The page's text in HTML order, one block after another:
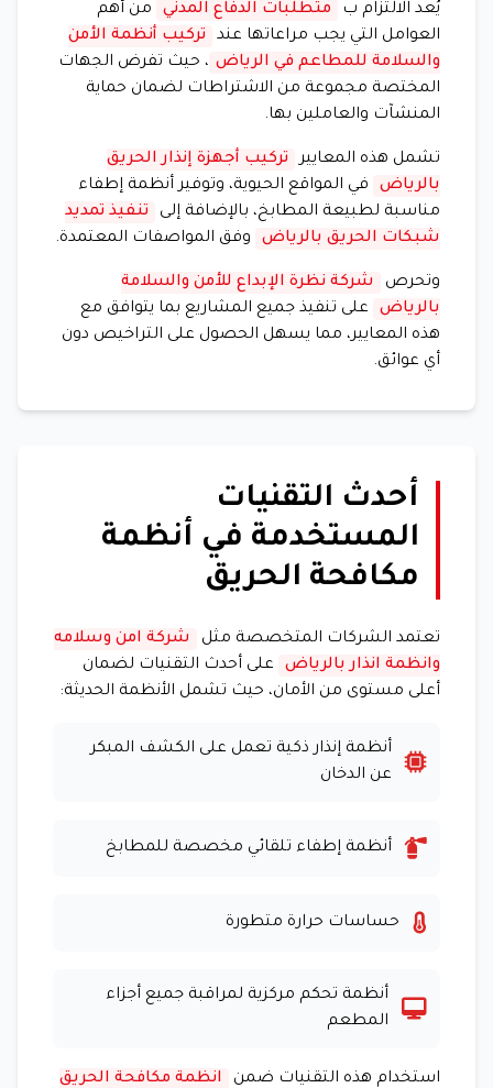
يُعد الالتزام ب متطلبات الدفاع المدني
من أهم
العوامل التي يجب مراعاتها عند
تركيب أنظمة الأمن
والسلامة للمطاعم في الرياض ، حيث تفرض الجهات
المختصة مجموعة من الاشتراطات لضمان حماية
المنشآت والعاملين بها.
تشمل هذه المعايير
تركيب أجهزة إنذار الحريق
بالرياض
في المواقع الحيوية، وتوفير أنظمة إطفاء
مناسبة لطبيعة المطابخ، بالإضافة إلى
تنفيذ تمديد
شبكات الحريق بالرياض
وفق المواصفات المعتمدة.
وتحرص
شركة نظرة الإبداع للأمن والسلامة
بالرياض
على تنفيذ جميع المشاريع بما يتوافق مع
هذه المعايير، مما يسهل الحصول على التراخيص دون
أي عوائق.
أحدث التقنيات
المستخدمة في أنظمة
مكافحة الحريق
تعتمد الشركات المتخصصة مثل
شركة امن وسلامه
وانظمة انذار بالرياض
على أحدث التقنيات لضمان
أعلى مستوى من الأمان، حيث تشمل الأنظمة الحديثة:
أنظمة إنذار ذكية تعمل على الكشف المبكر
عن الدخان
أنظمة إطفاء تلقائي مخصصة للمطابخ
حساسات حرارة متطورة
أنظمة تحكم مركزية لمراقبة جميع أجزاء
المطعم
استخدام هذه التقنيات ضمن انظمة مكافحة الحريق